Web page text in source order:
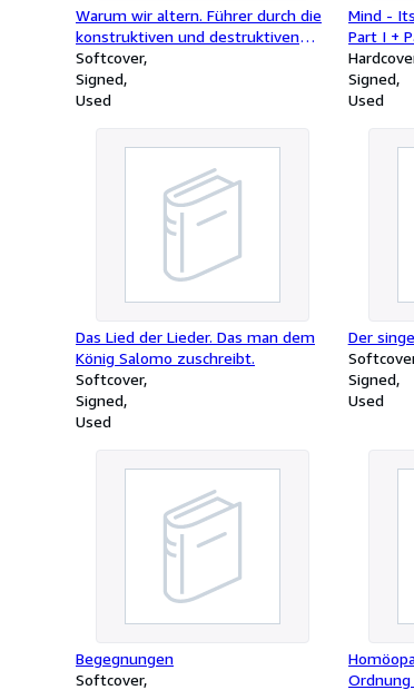
Warum wir altern. Führer durch die
konstruktiven und destruktiven
Eigenschaften der lebendigen
Zelle.
Softcover
Signed
Used
Mind -
Part I +
and
/ signed
Signed
Used
Das Lied der Lieder. Das man dem
König Salomo zuschreibt.
Softcover
Signed
Used
Der
Signed
Used
Begegnungen
Softcover
Ordnung